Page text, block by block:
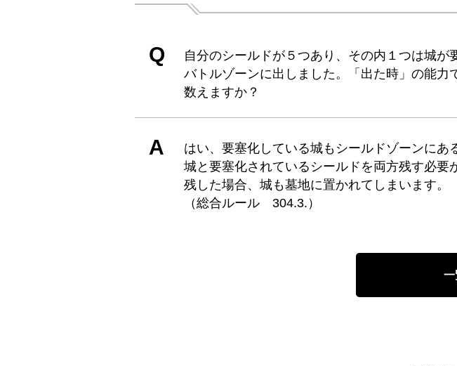
Q 自分のシールドが５つあり、その内１つは城が
バトルゾーンに出しました。「出た時」の能
数えますか？
A
はい、要塞化している城もシールドゾーンにあ
城と要塞化されているシールドを両方残す必
残した場合、城も墓地に置かれてしまいます。
（総合ルール 304.3.）
一